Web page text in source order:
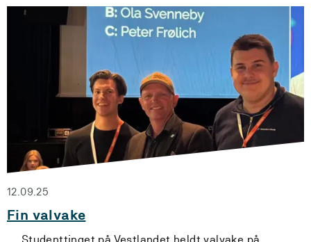
12.09.25
Fin valvake